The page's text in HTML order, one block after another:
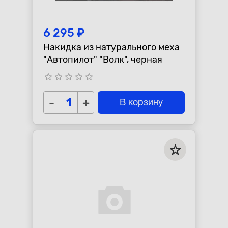
6 295 ₽
Накидка из натурального меха
"Автопилот" "Волк", черная
star_border star_border star_border star_border star_border
- + В корзину